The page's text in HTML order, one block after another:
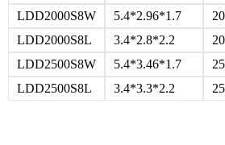
LDD2000S8W
5.4*2.96*1.7
LDD2000S8L
3.4*2.8*2.2
LDD2500S8W
5.4*3.46*1.7
LDD2500S8L
3.4*3.3*2.2